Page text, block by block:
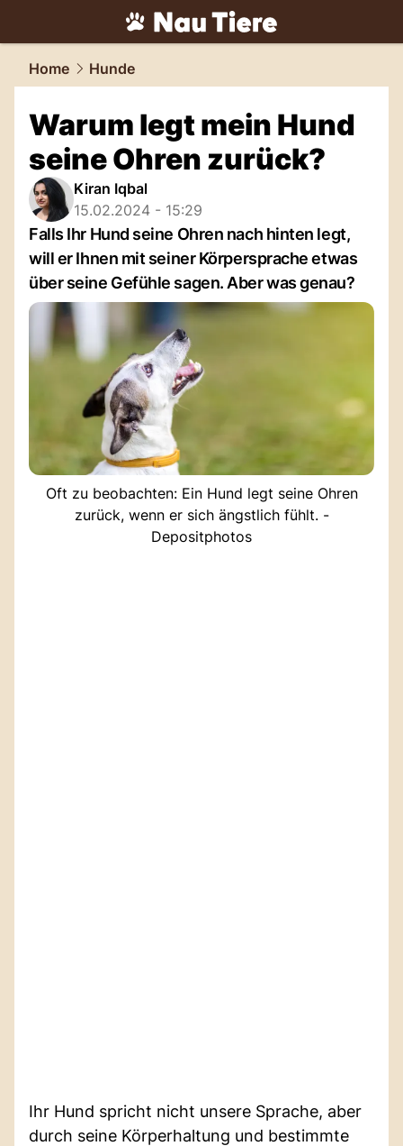
tiere.NAU.ch
Home Hunde
Warum legt mein Hund
seine Ohren zurück?
Kiran Iqbal
15.02.2024 - 15:29
Falls Ihr Hund seine Ohren nach hinten legt,
will er Ihnen mit seiner Körpersprache etwas
über seine Gefühle sagen. Aber was genau?
Oft zu beobachten: Ein Hund legt seine Ohren
zurück, wenn er sich ängstlich fühlt. -
Depositphotos
Ihr Hund spricht nicht unsere Sprache, aber
durch seine Körperhaltung und bestimmte